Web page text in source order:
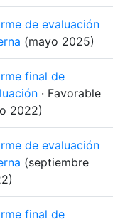
de evaluación
(mayo 2025)
final de
· Favorable
2022)
de evaluación
(septiembre
final de